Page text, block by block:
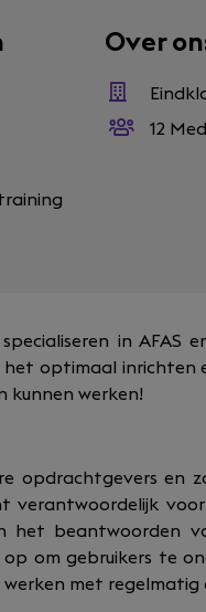
Over
12
in AFAS
het optimaal inrichten
kunnen werken!
opdrachtgevers en
verantwoordelijk
het beantwoorden
om gebruikers te
met regelmatig